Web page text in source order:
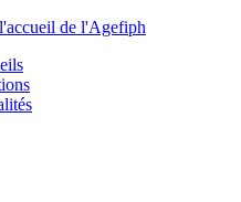
de l'Agefiph